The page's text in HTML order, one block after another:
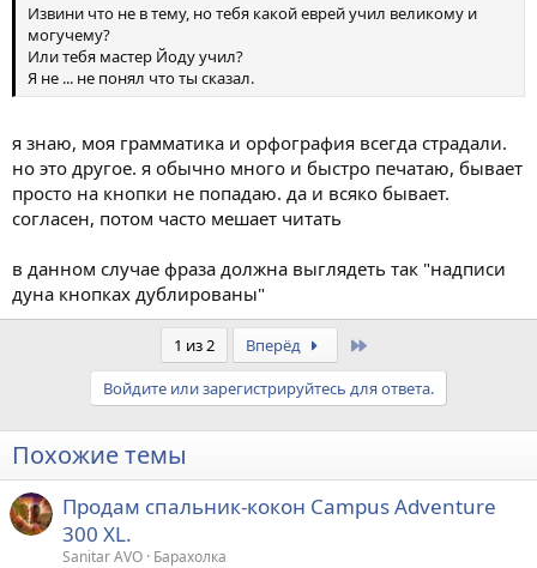
Извини что не в тему, но тебя какой еврей учил великому и
могучему?
Или тебя мастер Йоду учил?
Я не ... не понял что ты сказал.
я знаю, моя грамматика и орфография всегда страдали.
но это другое. я обычно много и быстро печатаю, бывает
просто на кнопки не попадаю. да и всяко бывает.
согласен, потом часто мешает читать
в данном случае фраза должна выглядеть так "надписи
дуна кнопках дублированы"
1 из 2 Вперёд
Войдите или зарегистрируйтесь для ответа.
Похожие темы
Продам спальник-кокон Campus Adventure
300 XL.
Sanitar AVO Барахолка